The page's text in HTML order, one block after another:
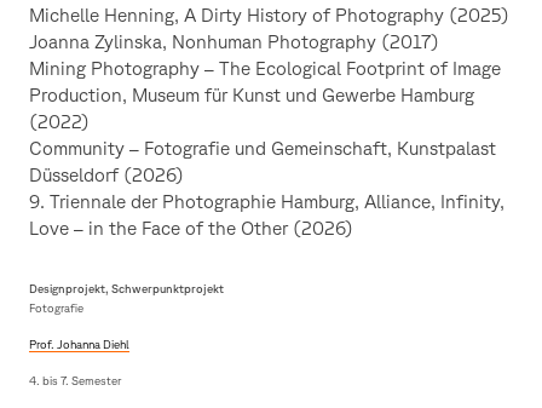
Michelle Henning, A Dirty History of Photography (2025)
Joanna Zylinska, Nonhuman Photography (2017)
Mining Photography – The Ecological Footprint of Image
Production, Museum für Kunst und Gewerbe Hamburg
(2022)
Community – Fotografie und Gemeinschaft, Kunstpalast
Düsseldorf (2026)
9. Triennale der Photographie Hamburg, Alliance, Infinity,
Love – in the Face of the Other (2026)
Designprojekt, Schwerpunktprojekt
Fotografie
Prof. Johanna Diehl
4. bis 7. Semester